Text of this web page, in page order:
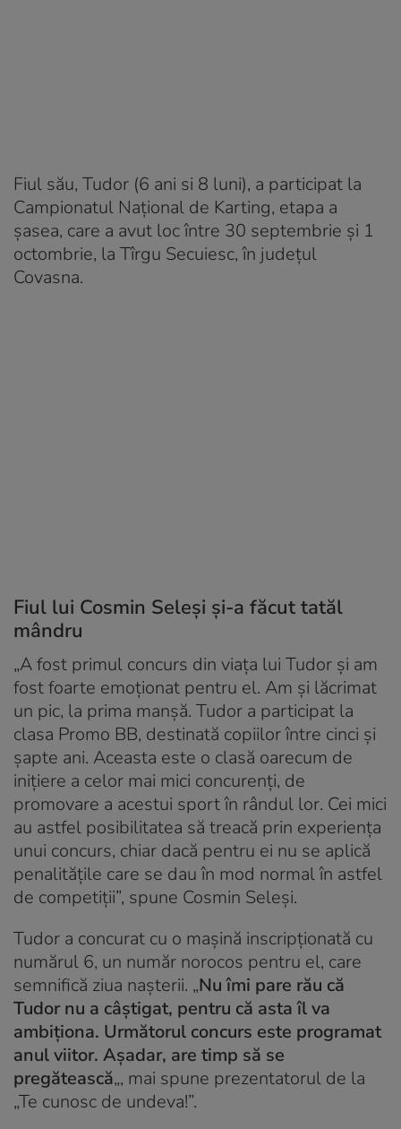
Fiul său, Tudor (6 ani si 8 luni), a participat la
Campionatul Naţional de Karting, etapa a
şasea, care a avut loc între 30 septembrie şi 1
octombrie, la Tîrgu Secuiesc, în judeţul
Covasna.
Fiul lui Cosmin Seleşi și-a făcut tatăl
mândru
„A fost primul concurs din viaţa lui Tudor şi am
fost foarte emoţionat pentru el. Am şi lăcrimat
un pic, la prima manşă. Tudor a participat la
clasa Promo BB, destinată copiilor între cinci şi
şapte ani. Aceasta este o clasă oarecum de
iniţiere a celor mai mici concurenţi, de
promovare a acestui sport în rândul lor. Cei mici
au astfel posibilitatea să treacă prin experienţa
unui concurs, chiar dacă pentru ei nu se aplică
penalităţile care se dau în mod normal în astfel
de competiţii”, spune Cosmin Seleşi.
Tudor a concurat cu o maşină inscripţionată cu
numărul 6, un număr norocos pentru el, care
semnifică ziua naşterii. „Nu îmi pare rău că
Tudor nu a câştigat, pentru că asta îl va
ambiţiona. Următorul concurs este programat
anul viitor. Aşadar, are timp să se
pregătească„, mai spune prezentatorul de la
„Te cunosc de undeva!”.